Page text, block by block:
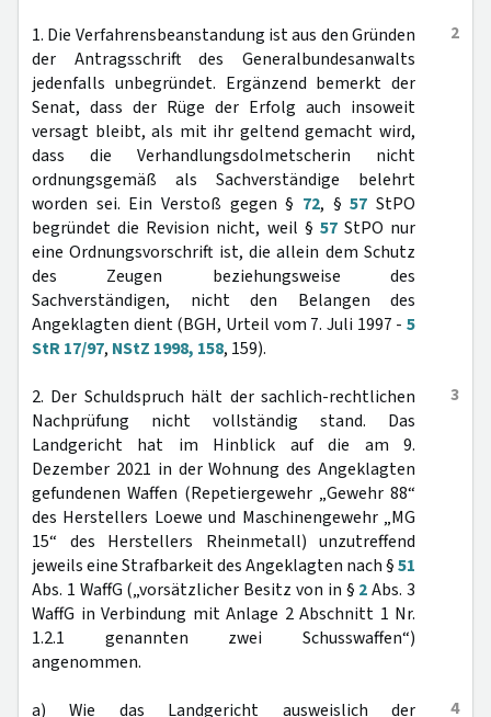
2
1. Die Verfahrensbeanstandung ist aus den Gründen
der Antragsschrift des Generalbundesanwalts
jedenfalls unbegründet. Ergänzend bemerkt der
Senat, dass der Rüge der Erfolg auch insoweit
versagt bleibt, als mit ihr geltend gemacht wird,
dass die Verhandlungsdolmetscherin nicht
ordnungsgemäß als Sachverständige belehrt
worden sei. Ein Verstoß gegen § 72, §57 StPO
begründet die Revision nicht, weil § 57StPO nur
eine Ordnungsvorschrift ist, die allein dem Schutz
des Zeugen beziehungsweise des
Sachverständigen, nicht den Belangen des
Angeklagten dient (BGH, Urteil vom 7. Juli 1997 - 5
StR 17/97, NStZ 1998, 158, 159).
3
2. Der Schuldspruch hält der sachlich-rechtlichen
Nachprüfung nicht vollständig stand. Das
Landgericht hat im Hinblick auf die am 9.
Dezember 2021 in der Wohnung des Angeklagten
gefundenen Waffen (Repetiergewehr „Gewehr 88“
des Herstellers Loewe und Maschinengewehr „MG
15“ des Herstellers Rheinmetall) unzutreffend
jeweils eine Strafbarkeit des Angeklagten nach §51
Abs. 1 WaffG („vorsätzlicher Besitz von in § 2Abs. 3
WaffG in Verbindung mit Anlage 2 Abschnitt 1 Nr.
1.2.1 genannten zwei Schusswaffen“)
angenommen.
4
a) Wie das Landgericht ausweislich der